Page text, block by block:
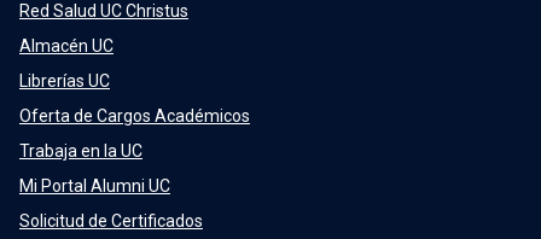
Red Salud UC Christus
Almacén UC
Librerías UC
Oferta de Cargos Académicos
Trabaja en la UC
Mi Portal Alumni UC
Solicitud de Certificados